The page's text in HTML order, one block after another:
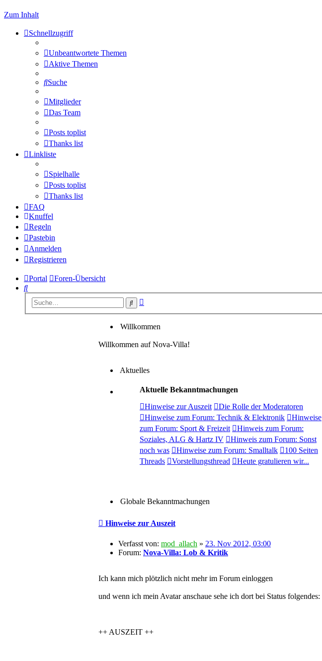
Zum Inhalt
Schnellzugriff
Unbeantwortete Themen
Aktive Themen
Suche
Mitglieder
Das Team
Posts toplist
Thanks list
Linkliste
Spielhalle
Posts toplist
Thanks list
FAQ
Knuffel
Regeln
Pastebin
Anmelden
Registrieren
Portal
Foren-Übersicht
Suche
Suche
Willkommen
Willkommen auf Nova-Villa!
Aktuelles
Aktuelle Bekanntmachungen
Hinweise zur Auszeit
Die Rolle der Moderatoren
Hinweise zum Forum: Technik & Elektronik
Hinweise
zum Forum: Sport & Freizeit
Hinweis zum Forum:
Soziales, ALG & Hartz IV
Hinweis zum Forum: Sonst
noch was
Hinweise zum Forum: Smalltalk
100 Seiten
Threads
Vorstellungsthread Heute gratulieren wir...
Globale Bekanntmachungen
Beitrag
Hinweise zur Auszeit
Verfasst von: mod_allach » 23. Nov 2012, 03:00
Forum: Nova-Villa: Lob & Kritik
Ich kann mich plötzlich nicht mehr im Forum einloggen
und wenn ich mein Avatar anschaue sehe ich dort bei Status folgendes:
++ AUSZEIT ++